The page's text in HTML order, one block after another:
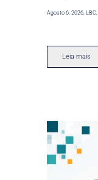
Agosto 6, 2026,LBC,
Leia mais